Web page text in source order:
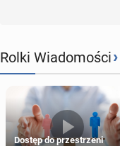
Rolki Wiadomości›
Dostęp do przestrzeni